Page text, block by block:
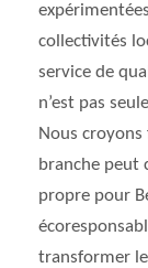
collectivités
service de
n’est pas
Nous
branche peut
propre pour
transformer